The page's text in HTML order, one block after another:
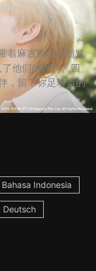
着麻吉Beboy游览
他们的行列。四
，留下弥足珍贵的
Bahasa Indonesia
Deutsch